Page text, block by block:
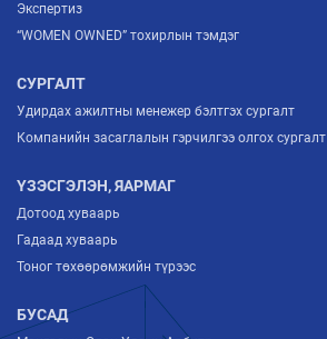
Экспертиз
“WOMEN OWNED” тохирлын тэмдэг
СУРГАЛТ
Удирдах ажилтны менежер бэлтгэх сургалт
Компанийн засаглалын гэрчилгээ олгох сургалт
ҮЗЭСГЭЛЭН, ЯАРМАГ
Дотоод хуваарь
Гадаад хуваарь
Тоног төхөөрөмжийн түрээс
БУСАД